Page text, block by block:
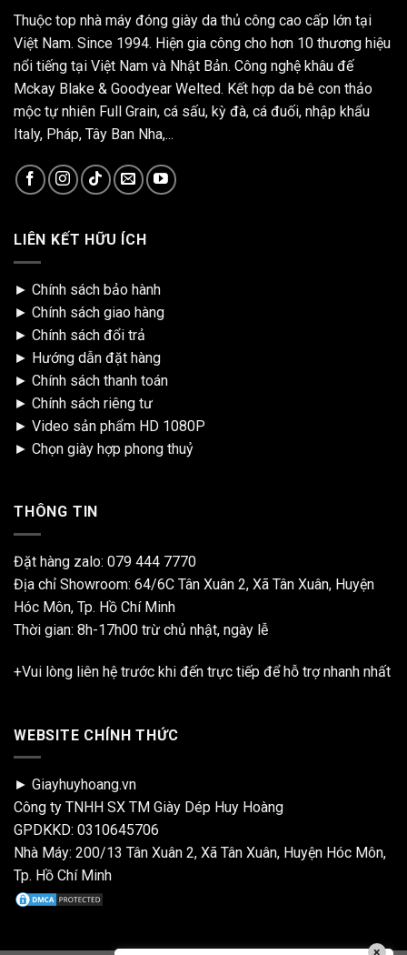
Thuộc top nhà máy đóng giày da thủ công cao cấp lớn tại
Việt Nam. Since 1994. Hiện gia công cho hơn 10 thương hiệu
nổi tiếng tại Việt Nam và Nhật Bản. Công nghệ khâu đế
Mckay Blake & Goodyear Welted. Kết hợp da bê con thảo
mộc tự nhiên Full Grain, cá sấu, kỳ đà, cá đuối, nhập khẩu
Italy, Pháp, Tây Ban Nha,...
LIÊN KẾT HỮU ÍCH
► Chính sách bảo hành
► Chính sách giao hàng
► Chính sách đổi trả
► Hướng dẫn đặt hàng
► Chính sách thanh toán
► Chính sách riêng tư
► Video sản phẩm HD 1080P
► Chọn giày hợp phong thuỷ
THÔNG TIN
Đặt hàng zalo: 079 444 7770
Địa chỉ Showroom: 64/6C Tân Xuân 2, Xã Tân Xuân, Huyện
Hóc Môn, Tp. Hồ Chí Minh
Thời gian: 8h-17h00 trừ chủ nhật, ngày lễ
+Vui lòng liên hệ trước khi đến trực tiếp để hỗ trợ nhanh nhất
WEBSITE CHÍNH THỨC
► Giayhuyhoang.vn
Công ty TNHH SX TM Giày Dép Huy Hoàng
GPDKKD: 0310645706
Nhà Máy: 200/13 Tân Xuân 2, Xã Tân Xuân, Huyện Hóc Môn,
Tp. Hồ Chí Minh